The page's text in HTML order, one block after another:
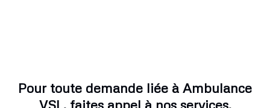
Pour toute demande liée à Ambulance
VSL, faites appel à nos services.